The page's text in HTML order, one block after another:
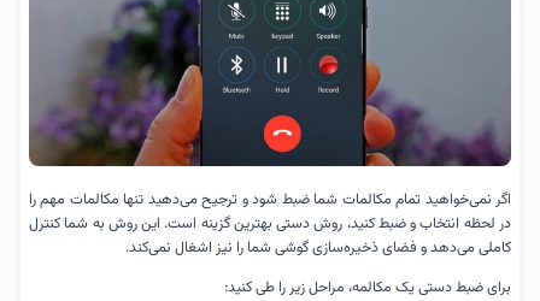
اگر نمی‌خواهید تمام مکالمات شما ضبط شود و ترجیح می‌دهید تنها مکالمات مهم را
در لحظه انتخاب و ضبط کنید، روش دستی بهترین گزینه است. این روش به شما کنترل
کاملی می‌دهد و فضای ذخیره‌سازی گوشی شما را نیز اشغال نمی‌کند.
برای ضبط دستی یک مکالمه، مراحل زیر را طی کنید: